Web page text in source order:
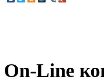
On-Line